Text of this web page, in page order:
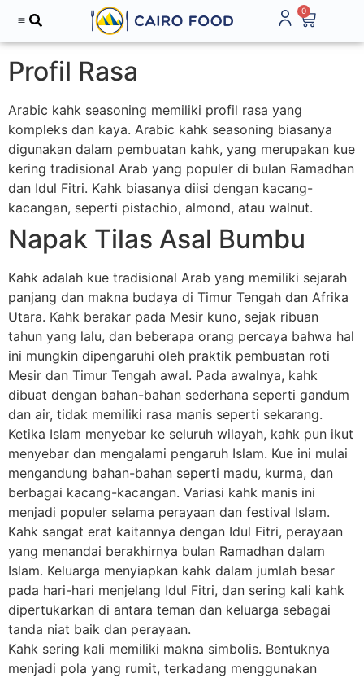
0
Profil Rasa
Arabic kahk seasoning memiliki profil rasa yang
kompleks dan kaya. Arabic kahk seasoning biasanya
digunakan dalam pembuatan kahk, yang merupakan kue
kering tradisional Arab yang populer di bulan Ramadhan
dan Idul Fitri. Kahk biasanya diisi dengan kacang-
kacangan, seperti pistachio, almond, atau walnut.
Napak Tilas Asal Bumbu
Kahk adalah kue tradisional Arab yang memiliki sejarah
panjang dan makna budaya di Timur Tengah dan Afrika
Utara. Kahk berakar pada Mesir kuno, sejak ribuan
tahun yang lalu, dan beberapa orang percaya bahwa hal
ini mungkin dipengaruhi oleh praktik pembuatan roti
Mesir dan Timur Tengah awal. Pada awalnya, kahk
dibuat dengan bahan-bahan sederhana seperti gandum
dan air, tidak memiliki rasa manis seperti sekarang.
Ketika Islam menyebar ke seluruh wilayah, kahk pun ikut
menyebar dan mengalami pengaruh Islam. Kue ini mulai
mengandung bahan-bahan seperti madu, kurma, dan
berbagai kacang-kacangan. Variasi kahk manis ini
menjadi populer selama perayaan dan festival Islam.
Kahk sangat erat kaitannya dengan Idul Fitri, perayaan
yang menandai berakhirnya bulan Ramadhan dalam
Islam. Keluarga menyiapkan kahk dalam jumlah besar
pada hari-hari menjelang Idul Fitri, dan sering kali kahk
dipertukarkan di antara teman dan keluarga sebagai
tanda niat baik dan perayaan.
Kahk sering kali memiliki makna simbolis. Bentuknya
menjadi pola yang rumit, terkadang menggunakan